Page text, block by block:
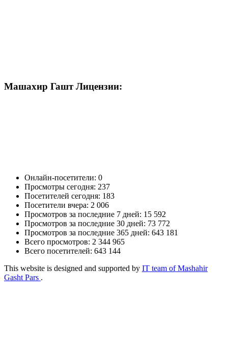
Машахир Гашт Лицензии:
Онлайн-посетители: 0
Просмотры сегодня: 237
Посетителей сегодня: 183
Посетители вчера: 2 006
Просмотров за последние 7 дней: 15 592
Просмотров за последние 30 дней: 73 772
Просмотров за последние 365 дней: 643 181
Всего просмотров: 2 344 965
Всего посетителей: 643 144
This website is designed and supported by IT team of Mashahir
Gasht Pars .